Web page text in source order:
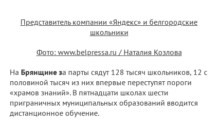
Представитель компании «Яндекс» и белгородские
школьники
Фото: www.belpressa.ru / Наталия Козлова
На Брянщине за парты сядут 128 тысяч школьников, 12 с
половиной тысяч из них впервые переступят пороги
«храмов знаний». В пятнадцати школах шести
приграничных муниципальных образований вводится
дистанционное обучение.